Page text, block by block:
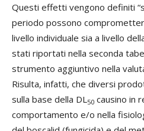
Questi effetti vengono definiti
periodo possono
livello individuale sia a livello
stati riportati nella seconda
strumento aggiuntivo nella
Risulta, infatti, che diversi
sulla base della DL50 causino in
comportamento e/o nella